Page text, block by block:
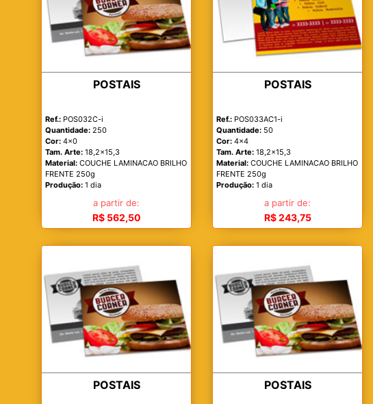
POSTAIS
Ref.: POS032C-i
Quantidade: 250
Cor: 4x0
Tam. Arte: 18,2x15,3
Material: COUCHE LAMINACAO BRILHO
FRENTE 250g
Produção: 1 dia
a partir de:
R$ 562,50
POSTAIS
Ref.: POS033AC1-i
Quantidade: 50
Cor: 4x4
Tam. Arte: 18,2x15,3
Material: COUCHE LAMINACAO BRILHO
FRENTE 250g
Produção: 1 dia
a partir de:
R$ 243,75
POSTAIS POSTAIS